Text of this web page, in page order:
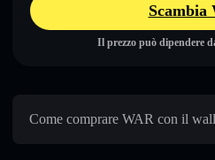
Scambia
Il prezzo può dipendere
Come comprare WAR con il